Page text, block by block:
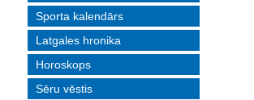
Sporta kalendārs
Latgales hronika
Horoskops
Sēru vēstis